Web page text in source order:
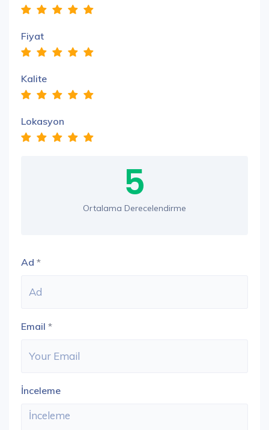
Fiyat
Kalite
Lokasyon
5
Ortalama Derecelendirme
Ad *
Email *
İnceleme